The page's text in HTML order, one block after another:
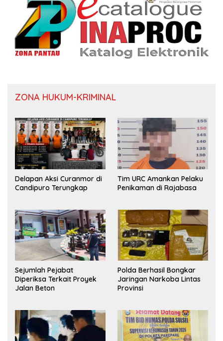
ZONA HUKUM-KRIMINAL
Delapan Aksi Curanmor di
Candipuro Terungkap
Tim URC Amankan Pelaku
Penikaman di Rajabasa
Sejumlah Pejabat
Diperiksa Terkait Proyek
Jalan Beton
Polda Berhasil Bongkar
Jaringan Narkoba Lintas
Provinsi